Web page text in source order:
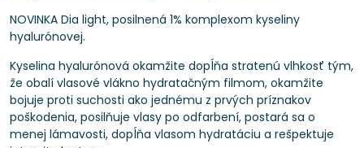
NOVINKA Dia light, posilnená 1% komplexom kyseliny
hyalurónovej.
Kyselina hyalurónová okamžite dopĺňa stratenú vlhkosť tým,
že obalí vlasové vlákno hydratačným filmom, okamžite
bojuje proti suchosti ako jednému z prvých príznakov
poškodenia, posilňuje vlasy po odfarbení, postará sa o
menej lámavosti, dopĺňa vlasom hydratáciu a rešpektuje